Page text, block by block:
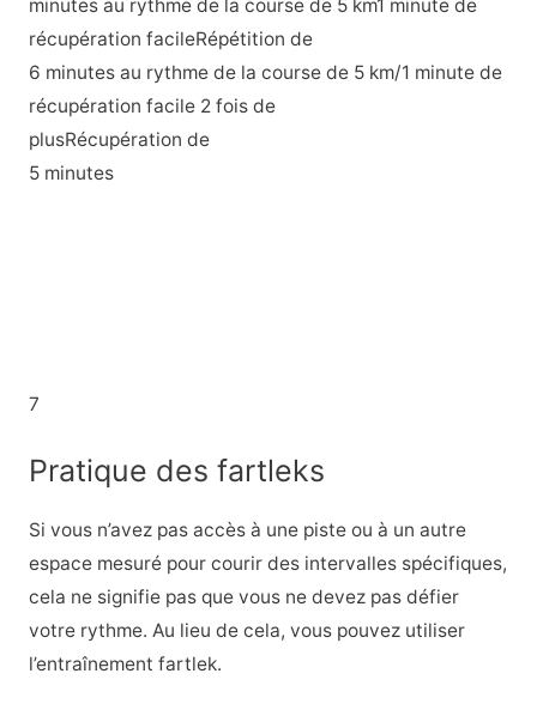
minutes au rythme de la course de 5 km1 minute de
récupération facileRépétition de
6 minutes au rythme de la course de 5 km/1 minute de
récupération facile 2 fois de
plusRécupération de
5 minutes
7
Pratique des fartleks
Si vous n’avez pas accès à une piste ou à un autre
espace mesuré pour courir des intervalles spécifiques,
cela ne signifie pas que vous ne devez pas défier
votre rythme. Au lieu de cela, vous pouvez utiliser
l’entraînement fartlek.